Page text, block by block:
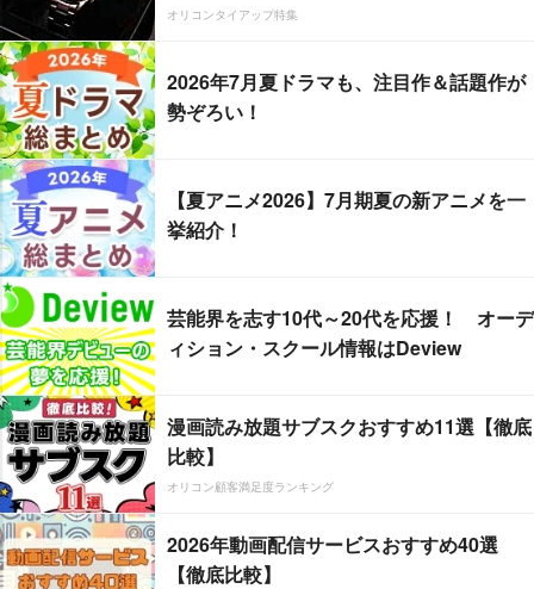
オリコンタイアップ特集
2026年7月夏ドラマも、注目作＆話題作が
勢ぞろい！
【夏アニメ2026】7月期夏の新アニメを一
挙紹介！
芸能界を志す10代～20代を応援！ オーデ
ィション・スクール情報はDeview
漫画読み放題サブスクおすすめ11選【徹底
比較】
オリコン顧客満足度ランキング
2026年動画配信サービスおすすめ40選
【徹底比較】